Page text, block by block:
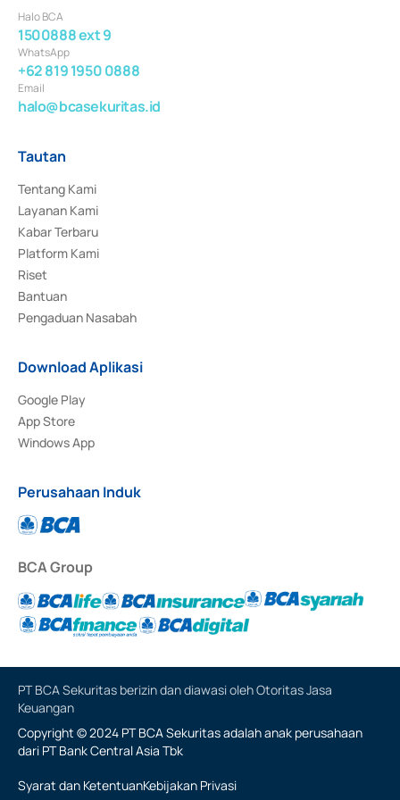
Halo BCA
1500888 ext 9
WhatsApp
+62 819 1950 0888
Email
halo@bcasekuritas.id
Tautan
Tentang Kami
Layanan Kami
Kabar Terbaru
Platform Kami
Riset
Bantuan
Pengaduan Nasabah
Download Aplikasi
Google Play
App Store
Windows App
Perusahaan Induk
BCA Group
PT BCA Sekuritas berizin dan diawasi oleh Otoritas Jasa
Keuangan
Copyright © 2024 PT BCA Sekuritas adalah anak perusahaan
dari PT Bank Central Asia Tbk
Syarat dan KetentuanKebijakan Privasi